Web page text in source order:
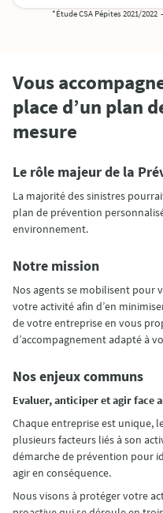
*Étude CSA Pépites 2021/2022
Vous
place d’un plan
mesure
Le rôle majeur de la
La majorité des sinistres
plan de prévention
environnement.
Notre mission
Nos agents se mobilisent pour
votre activité afin d’en
de votre entreprise en vous
d’accompagnement adapté à
Nos enjeux communs
Evaluer, anticiper et agir face
Chaque entreprise est unique,
plusieurs facteurs liés à son
démarche de prévention pour
agir en conséquence.
Nous visons à protéger votre